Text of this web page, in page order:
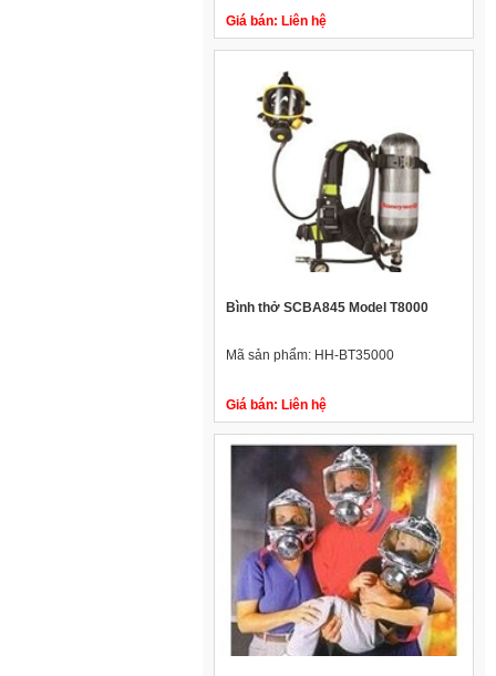
Giá bán: Liên hệ
Bình thở SCBA845 Model T8000
Mã sản phẩm: HH-BT35000
Giá bán: Liên hệ